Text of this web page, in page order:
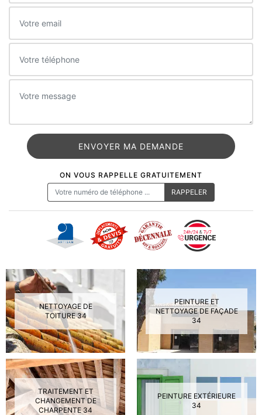
ON VOUS RAPPELLE GRATUITEMENT
NETTOYAGE DE
TOITURE 34
PEINTURE ET
NETTOYAGE DE FAÇADE
34
TRAITEMENT ET
CHANGEMENT DE
CHARPENTE 34
PEINTURE EXTÉRIEURE
34